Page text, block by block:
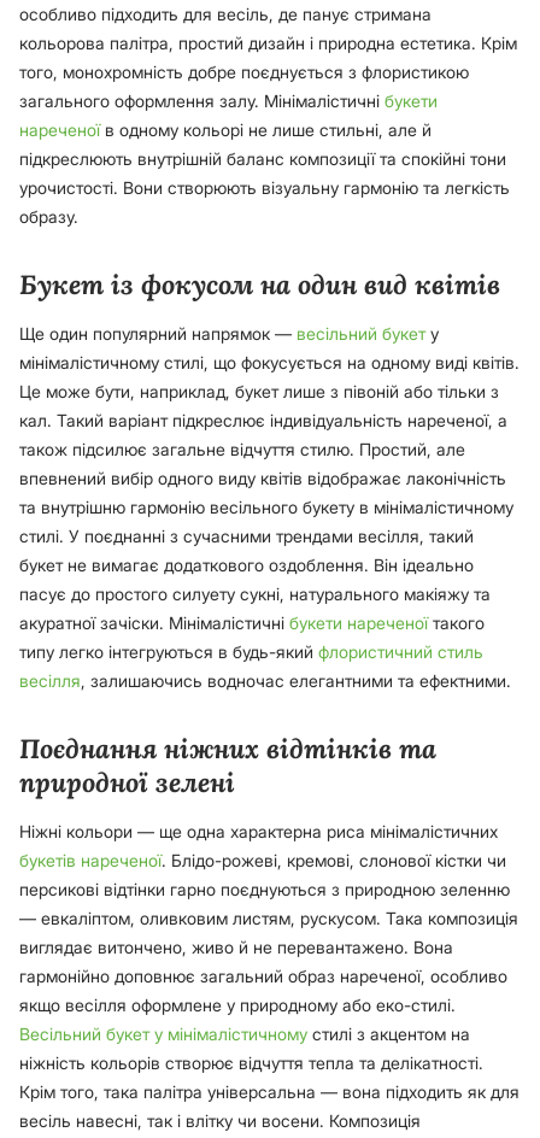
особливо підходить для весіль, де панує стримана
кольорова палітра, простий дизайн і природна естетика. Крім
того, монохромність добре поєднується з флористикою
загального оформлення залу. Мінімалістичні букети
нареченоїв одному кольорі не лише стильні, але й
підкреслюють внутрішній баланс композиції та спокійні тони
урочистості. Вони створюють візуальну гармонію та легкість
образу.
Букет із фокусом на один вид квітів
Ще один популярний напрямок — весільний букету
мінімалістичному стилі, що фокусується на одному виді квітів.
Це може бути, наприклад, букет лише з півоній або тільки з
кал. Такий варіант підкреслює індивідуальність нареченої, а
також підсилює загальне відчуття стилю. Простий, але
впевнений вибір одного виду квітів відображає лаконічність
та внутрішню гармонію весільного букету в мінімалістичному
стилі. У поєднанні з сучасними трендами весілля, такий
букет не вимагає додаткового оздоблення. Він ідеально
пасує до простого силуету сукні, натурального макіяжу та
акуратної зачіски. Мінімалістичні букети нареченоїтакого
типу легко інтегруються в будь-який флористичний стиль
весілля, залишаючись водночас елегантними та ефектними.
Поєднання ніжних відтінків та
природної зелені
Ніжні кольори — ще одна характерна риса мінімалістичних
букетів нареченої. Блідо-рожеві, кремові, слонової кістки чи
персикові відтінки гарно поєднуються з природною зеленню
— евкаліптом, оливковим листям, рускусом. Така композиція
виглядає витончено, живо й не перевантажено. Вона
гармонійно доповнює загальний образ нареченої, особливо
якщо весілля оформлене у природному або еко-стилі.
Весільний букет у мінімалістичному стилі з акцентом на
ніжність кольорів створює відчуття тепла та делікатності.
Крім того, така палітра універсальна — вона підходить як для
весіль навесні, так і влітку чи восени. Композиція